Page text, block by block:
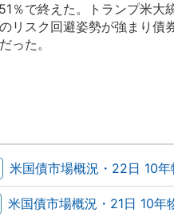
％で終えた。トランプ米大
リスク回避姿勢が強まり債
った。
米国債市場概況・22日 10
米国債市場概況・21日 10